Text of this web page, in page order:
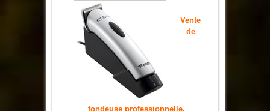
Vente
de
tondeuse professionnelle.